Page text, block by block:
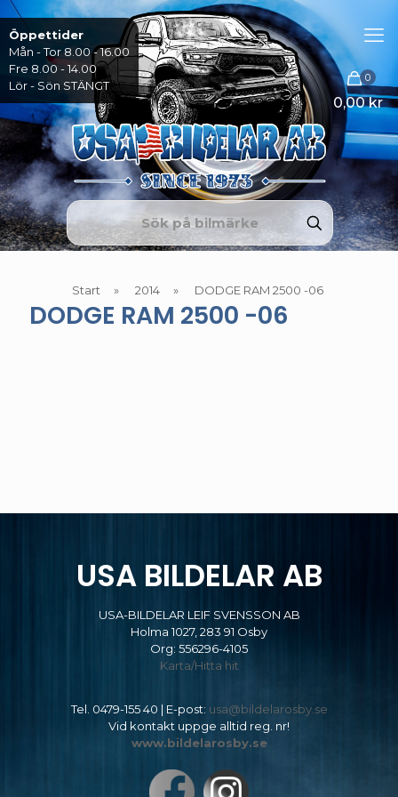
0
0,00 kr
Öppettider
Mån - Tor 8.00 - 16.00
Fre 8.00 - 14.00
Lör - Sön STÄNGT
Start » 2014 » DODGE RAM 2500 -06
DODGE RAM 2500 -06
USA BILDELAR AB
USA-BILDELAR LEIF SVENSSON AB
Holma 1027, 283 91 Osby
Org: 556296-4105
Karta/Hitta hit
Tel. 0479-155 40 | E-post: usa@bildelarosby.se
Vid kontakt uppge alltid reg. nr!
www.bildelarosby.se